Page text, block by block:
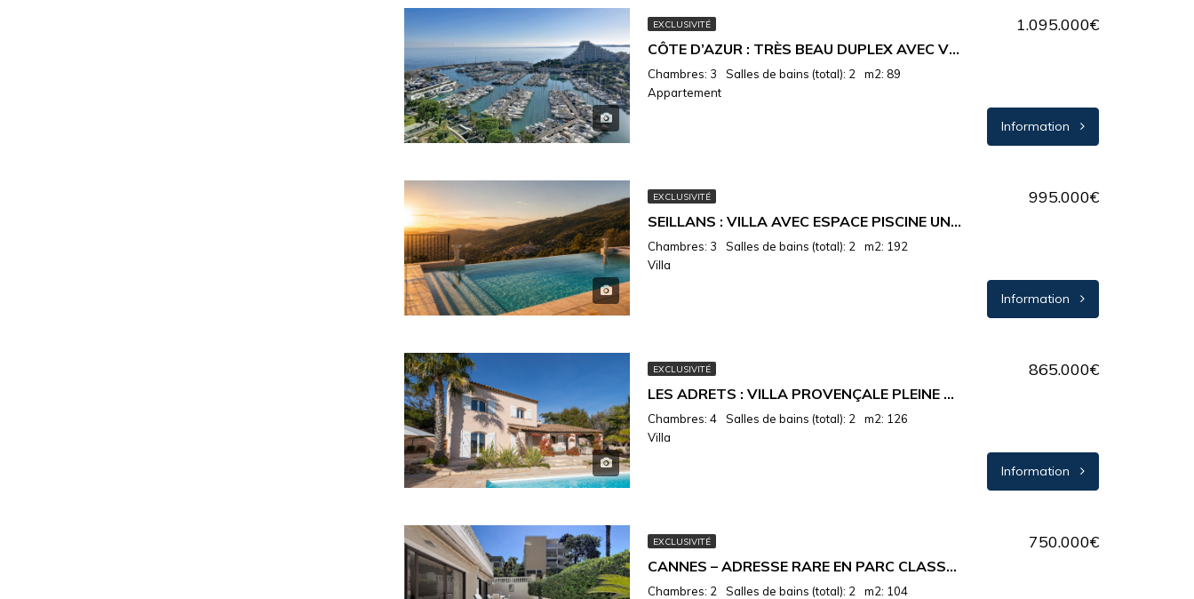
EXCLUSIVITÉ
CÔTE D’AZUR : TRÈS BEAU DUPLEX AVEC VUE PANORAMIQUE
Chambres: 3 Salles de bains (total): 2
m2: 89
Appartement
1.095.000€
Information
EXCLUSIVITÉ
SEILLANS : VILLA AVEC ESPACE PISCINE UNIQUE ET VUE PANORAMIQUE
Chambres: 3 Salles de bains (total): 2
m2: 192
Villa
995.000€
Information
EXCLUSIVITÉ
LES ADRETS : VILLA PROVENÇALE PLEINE DE CHARME – VUE PANORAMIQUE
Chambres: 4 Salles de bains (total): 2
m2: 126
Villa
865.000€
Information
EXCLUSIVITÉ
CANNES – ADRESSE RARE EN PARC CLASSÉ CŒUR DE VILLE, AVEC IMMENSE TERRASSE ENSOLEILLÉE
Chambres: 2 Salles de bains (total): 2
m2: 104
750.000€